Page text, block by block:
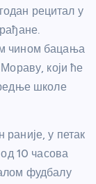
рецитал у
чином бацања
који ће
школе
у петак
10 часова
фудбалу